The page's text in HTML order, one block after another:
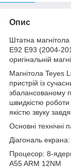
Опис
Штатна
E92 E93 (2004-
оригінальній
Магнітола Teyes
пристрій із
збалансованому
швидкістю
якістю звуку
Основні технічні
Діагональ
Процесор: 8-
A55 ARM 12NM